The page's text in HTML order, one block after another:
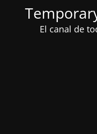
El canal de